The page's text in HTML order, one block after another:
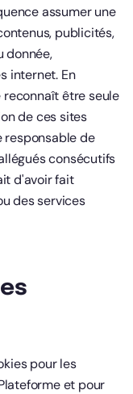
assumer une
publicités,
donnée,
internet. En
reconnaît être seule
de ces sites
responsable de
consécutifs
d'avoir fait
des services
pour les
et pour